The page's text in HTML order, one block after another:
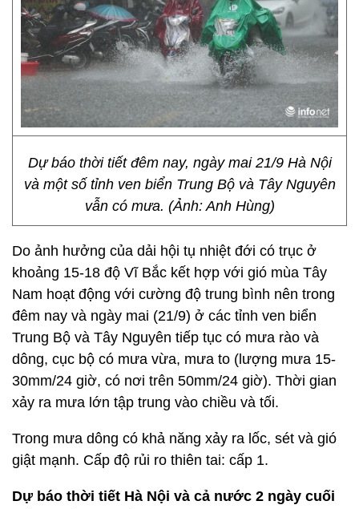
Dự báo thời tiết đêm nay, ngày mai 21/9 Hà Nội
và một số tỉnh ven biển Trung Bộ và Tây Nguyên
vẫn có mưa. (Ảnh: Anh Hùng)
Do ảnh hưởng của dải hội tụ nhiệt đới có trục ở
khoảng 15-18 độ Vĩ Bắc kết hợp với gió mùa Tây
Nam hoạt động với cường độ trung bình nên trong
đêm nay và ngày mai (21/9) ở các tỉnh ven biển
Trung Bộ và Tây Nguyên tiếp tục có mưa rào và
dông, cục bộ có mưa vừa, mưa to (lượng mưa 15-
30mm/24 giờ, có nơi trên 50mm/24 giờ). Thời gian
xảy ra mưa lớn tập trung vào chiều và tối.
Trong mưa dông có khả năng xảy ra lốc, sét và gió
giật mạnh. Cấp độ rủi ro thiên tai: cấp 1.
Dự báo thời tiết Hà Nội và cả nước 2 ngày cuối